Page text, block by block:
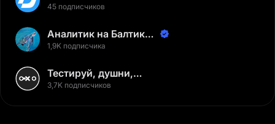
45 подписчиков
Аналитик на Балтике |
Неверов Станислав
1,9K подписчика
Тестируй, душни,
наслаждайся
3,7K подписчиков